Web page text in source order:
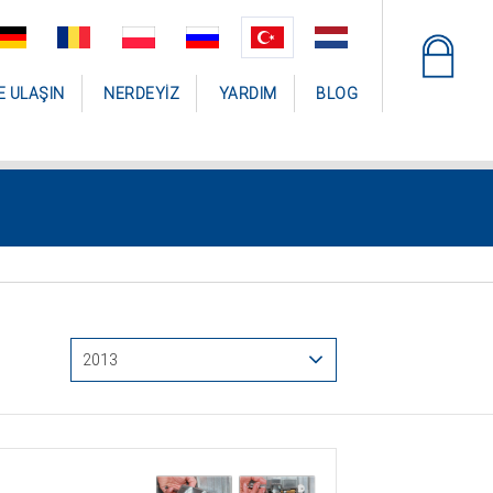
ULAŞIN NERDEYIZ YARDIM BLOG